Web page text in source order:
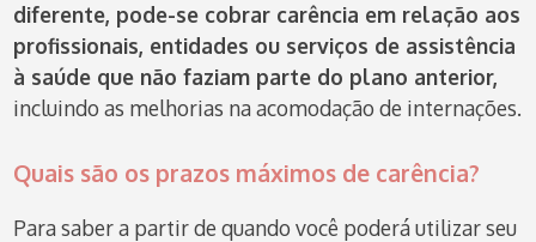
diferente, pode-se cobrar carência em relação aos
profissionais, entidades ou serviços de assistência
à saúde que não faziam parte do plano anterior,
incluindo as melhorias na acomodação de internações.
Quais são os prazos máximos de carência?
Para saber a partir de quando você poderá utilizar seu